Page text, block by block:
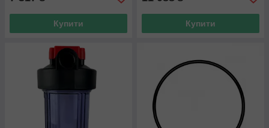
Купити Купити